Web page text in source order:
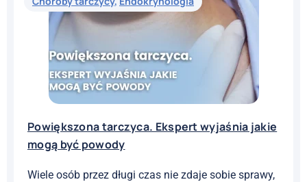
Powiększona tarczyca. Ekspert wyjaśnia jakie
mogą być powody
Wiele osób przez długi czas nie zdaje sobie sprawy,